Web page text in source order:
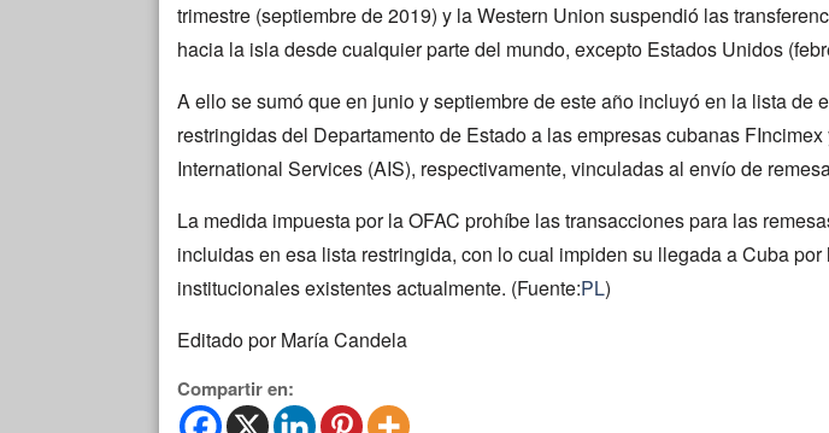
trimestre (septiembre de 2019) y la Western Union suspendió las
hacia la isla desde cualquier parte del mundo, excepto Estados Unidos
A ello se sumó que en junio y septiembre de este año incluyó en la lista de
restringidas del Departamento de Estado a las empresas cubanas FIncimex
International Services (AIS), respectivamente, vinculadas al envío de
La medida impuesta por la OFAC prohíbe las transacciones para las
incluidas en esa lista restringida, con lo cual impiden su llegada a Cuba por
institucionales existentes actualmente. (Fuente:PL)
Editado por María Candela
Compartir en: